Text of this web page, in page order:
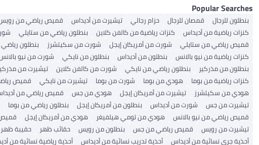
Popular Searches
بنطلون للرجال قمصان للرجال حزام رجالي تيشيرت من أديداس قميص رياضي من
كنزات رياضية من أديداس
كنزات رياضية من كالفن كلاين بنطلون رياضي من ستايلي
قميص رياضي من ستايلي
شورت من أمريكان إيجل شورت من سكيتشرز بنطلون
كنزات رياضية من نيو بالانس
بنطلون من أديداس بنطلون من نايكي شورت من نيو
بنطلون من مذركير
بنطلون رياضي من نايكي شورت من كالفن كلاين تيشيرت من
كنزات رياضية من بوما
هودي من بوما شورت من بوما تيشيرت من نايكي قميص
هودي من سكيتشرز
تيشيرت من أمريكان إيجل هودي من جس قميص رياضي من
تيشيرت من جس
شورت من أديداس بنطلون من أمريكان إيجل بنطلون رياضي من بوما
قميص رياضي من نيو بالانس
هودي من تومي هيلفيغر هودي من أمريكان إيجل
تيشيرت من رويس
قميص رياضي من جس بنطلون من رويس حقائب ظهر حقيبة
أحذية جري نسائية من أديداس
أحذية تدريب نسائية من أديداس أحذية رياضية نسائية من